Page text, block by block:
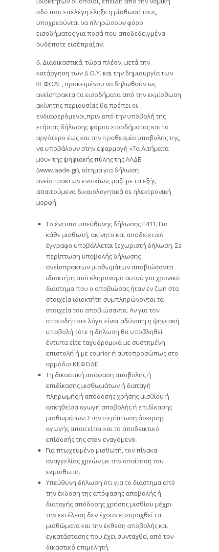
οδό που επελέγη έληξε η μίσθωσή τους,
υποχρεούνται να πληρώσουν φόρο
εισοδήματος για ποσά που αποδεδειγμένα
ουδέποτε εισέπραξαν.
6. Διαδικαστικά, τώρα πλέον, μετά την
κατάργηση των Δ.Ο.Υ. και την δημιουργία των
ΚΕΦΟΔΕ, προκειμένου να δηλωθούν ως
ανείσπρακτα τα εισοδήματα από την εκμίσθωση
ακίνητης περιουσίας θα πρέπει οι
ενδιαφερόμενοι,πριν από την υποβολή της
ετήσιας δήλωσης φόρου εισοδήματος και το
αργότερο έως και την προθεσμία υποβολής της,
να υποβάλουν στην εφαρμογή «Τα Αιτήματά
μου» της ψηφιακής πύλης της ΑΑΔΕ
(www.aade.gr), αίτημα για δήλωση
ανείσπρακτων ενοικίων, μαζί με τα εξής
απαιτούμενα δικαιολογητικά σε ηλεκτρονική
μορφή:
Το έντυπο υπεύθυνης δήλωσης Ε411. Για
κάθε μισθωτή, ακίνητο και αποδεικτικό
έγγραφο υποβάλλεται ξεχωριστή δήλωση. Σε
περίπτωση υποβολής δήλωσης
ανείσπρακτων μισθωμάτων αποβιώσαντα
ιδιοκτήτη από κληρονόμο αυτού για χρονικό
διάστημα που ο αποβιώσας ήταν εν ζωή στα
στοιχεία ιδιοκτήτη συμπληρώνονται τα
στοιχεία του αποβιώσαντα. Αν για τον
οποιοδήποτε λόγο είναι αδύνατη η ψηφιακή
υποβολή τότε η δήλωση θα υποβληθεί
έντυπα είτε ταχυδρομικά με συστημένη
επιστολή ή με courier ή αυτοπροσώπως στο
αρμόδιο ΚΕΦΟΔΕ.
Τη δικαστική απόφαση αποβολής ή
επιδίκασης μισθωμάτων ή διαταγή
πληρωμής ή απόδοσης χρήσης μισθίου ή
ασκηθείσα αγωγή αποβολής ή επιδίκασης
μισθωμάτων. Στην περίπτωση άσκησης
αγωγής απαιτείται και το αποδεικτικό
επίδοσής της στον εναγόμενο.
Για πτωχευμένο μισθωτή, τον πίνακα
αναγγελίας χρεών με την απαίτηση του
εκμισθωτή.
Υπεύθυνη δήλωση ότι για το διάστημα από
την έκδοση της απόφασης αποβολής ή
διαταγής απόδοσης χρήσης μισθίου μέχρι
την εκτέλεση δεν έχουν εισπραχθεί τα
μισθώματα και την έκθεση αποβολής και
εγκατάστασης που έχει συνταχθεί από τον
δικαστικό επιμελητή.